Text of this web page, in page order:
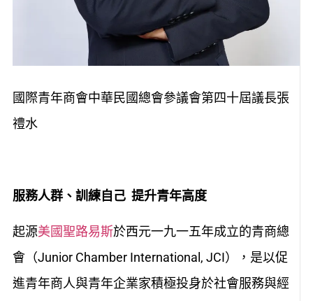
國際青年商會中華民國總會參議會第四十屆議長張
禮水
服務人群、訓練自己 提升青年高度
起源美國聖路易斯於西元一九一五年成立的青商總
會（Junior Chamber International, JCI），是以促
進青年商人與青年企業家積極投身於社會服務與經